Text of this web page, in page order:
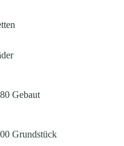
Gebaut
Grundstück